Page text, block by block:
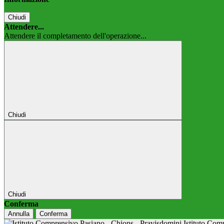
Chiudi
Attendere...
Attendere il completamento dell'operazione...
Chiudi
Chiudi
Conferma
Annulla Conferma